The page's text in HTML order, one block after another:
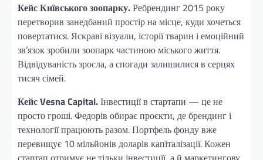
Кейс Київського зоопарку.Ребрендинг 2015 року
перетворив занедбаний простір на місце, куди хочеться
повертатися. Яскраві візуали, історії тварин і емоційний
зв’язок зробили зоопарк частиною міського життя.
Відвідуваність зросла, а спогади залишилися в серцях
тисяч сімей.
Кейс Vesna Capital.Інвестиції в стартапи — це не
просто гроші. Федорів обирає проєкти, де брендинг і
технології працюють разом. Портфель фонду вже
перевищує 10 мільйонів доларів капіталізації. Кожен